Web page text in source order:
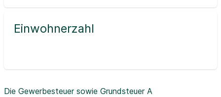
Einwohnerzahl
Die Gewerbesteuer sowie Grundsteuer A